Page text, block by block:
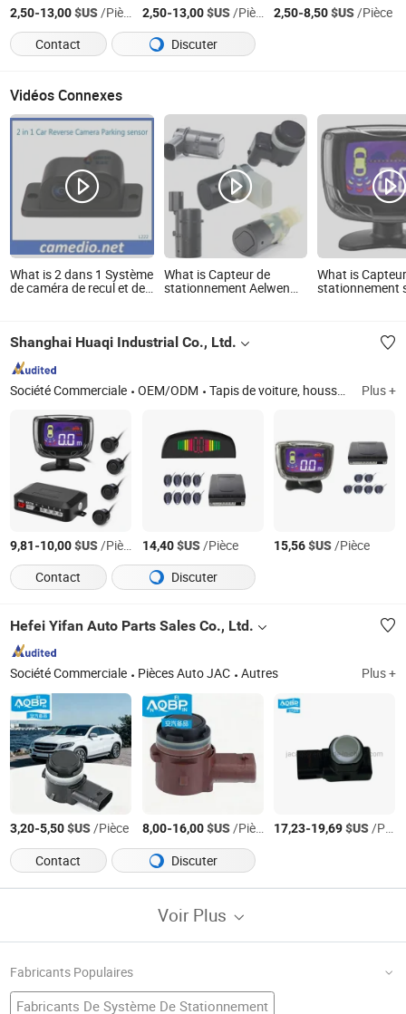
2,50-13,00$US/Pièce 2,50-13,00$US/Pièce 2,50-8,50$US/Pièce
Contact
Discuter
Vidéos Connexes
What is 2 dans 1 Système
de caméra de recul et de
What is Capteur de
stationnement Aelwen
pour BMW, Audi, VW,
What is
stationnement
Shanghai Huaqi Industrial Co., Ltd.
Société Commerciale OEM/ODM Tapis de voiture, housse de siège, housse de voiture, balai d'essuie-glace, compresseur d'air, housse de volant, verrou de voiture, cric, siège de course Plus +
9,81-10,00$US/Pièce 14,40$US/Pièce 15,56$US/Pièce
Contact
Discuter
Hefei Yifan Auto Parts Sales Co., Ltd.
Société Commerciale Pièces Auto JAC Autres Plus +
3,20-5,50$US/Pièce 8,00-16,00$US/Pièce 17,23-19,69$US/Pièce
Contact
Discuter
Voir Plus
Fabricants Populaires
Fabricants De Système De Stationnement